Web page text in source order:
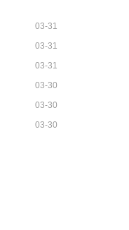
03-31
03-31
03-31
03-30
03-30
03-30